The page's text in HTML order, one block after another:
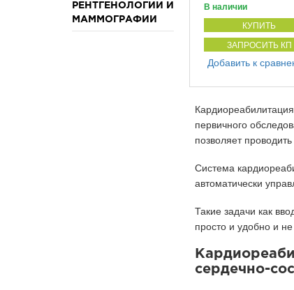
РЕНТГЕНОЛОГИИ И
МАММОГРАФИИ
В наличии
КУПИТЬ
ЗАПРОСИТЬ КП
Добавить к
первичного
позволяет
Система
автоматически
Такие задачи как
просто и удобно и
сердечно-